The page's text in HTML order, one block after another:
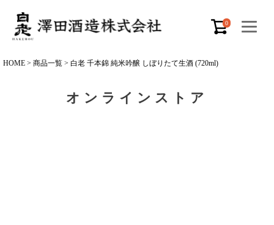
0
HOME 商品一覧 白老 千本錦 純米吟醸 しぼりたて生酒 (720ml)
オンラインストア